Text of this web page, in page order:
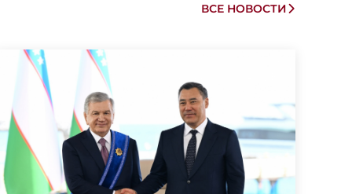
ВСЕ НОВОСТИ